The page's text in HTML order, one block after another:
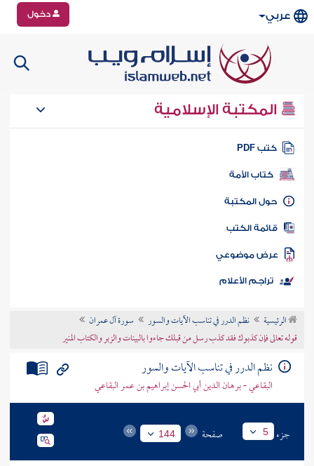
عربي دخول
المكتبة الإسلامية
كتب PDF
كتاب الأمة
المكتبة
الكتب
موضوعي
تراجم الأعلام
الرئيسية نظم الدرر في تناسب الآيات والسور
سورة آل عمران
قوله تعالى فإن كذبوك فقد كذب رسل من قبلك جاءوا بالبينات والزبر والكتاب المنير
نظم الدرر في تناسب الآيات والسور
البقاعي - برهان الدين أبي الحسن إبراهيم بن عمر البقاعي
جزء 5 صفحة 144